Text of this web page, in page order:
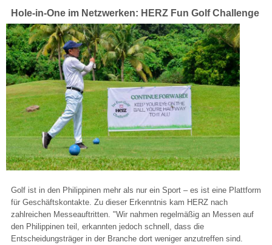
Hole-in-One im Netzwerken: HERZ Fun Golf Challenge
Golf ist in den Philippinen mehr als nur ein Sport – es ist eine Plattform
für Geschäftskontakte. Zu dieser Erkenntnis kam HERZ nach
zahlreichen Messeauftritten. "Wir nahmen regelmäßig an Messen auf
den Philippinen teil, erkannten jedoch schnell, dass die
Entscheidungsträger in der Branche dort weniger anzutreffen sind.